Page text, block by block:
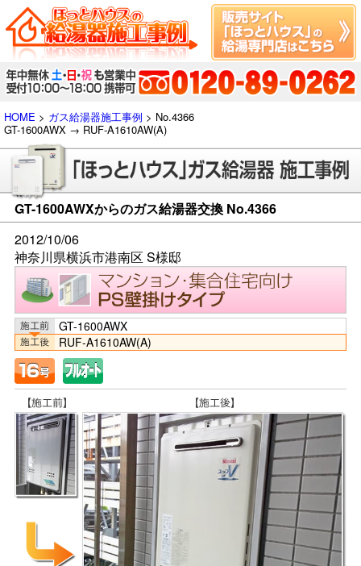
HOME > ガス給湯器施工事例 > No.4366
GT-1600AWX → RUF-A1610AW(A)
GT-1600AWXからのガス給湯器交換 No.4366
2012/10/06
神奈川県横浜市港南区 S様邸
GT-1600AWX
RUF-A1610AW(A)